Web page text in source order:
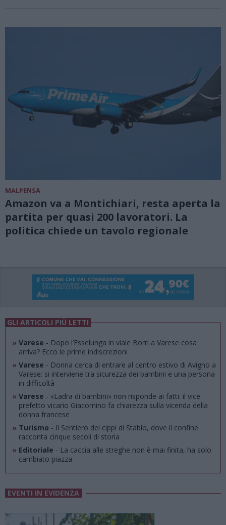
MALPENSA
Amazon va a Montichiari, resta aperta la
partita per quasi 200 lavoratori. La
politica chiede un tavolo regionale
GLI ARTICOLI PIÙ LETTI
» Varese - Dopo l’Esselunga in viale Borri a Varese cosa
arriva? Ecco le prime indiscrezioni
» Varese - Donna cerca di entrare al centro estivo di Avigno a
Varese: si interviene tra sicurezza dei bambini e una persona
in difficoltà
» Varese - «Ladra di bambini» non risponde ai fatti: il vice
prefetto vicario Giacomino fa chiarezza sulla vicenda della
donna francese
» Turismo - Il Sentiero dei cippi di Stabio, dove il confine
racconta cinque secoli di storia
» Editoriale - La caccia alle streghe non è mai finita, ha solo
cambiato piazza
EVENTI IN EVIDENZA